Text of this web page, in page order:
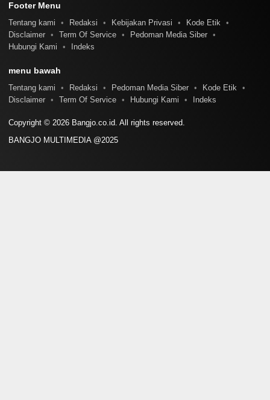
Footer Menu
Tentang kami Redaksi Kebijakan Privasi
Kode Etik
Disclaimer
Term Of Service
Pedoman Media Siber
Hubungi Kami
Indeks
menu bawah
Tentang kami Redaksi Pedoman Media Siber
Kode Etik
Disclaimer
Term Of Service Hubungi Kami Indeks
Copyright © 2026 Bangjo.co.id. All rights reserved.
BANGJO MULTIMEDIA @2025